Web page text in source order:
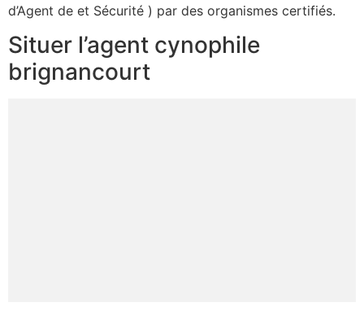
d’Agent de et Sécurité ) par des organismes certifiés.
Situer l’agent cynophile
brignancourt